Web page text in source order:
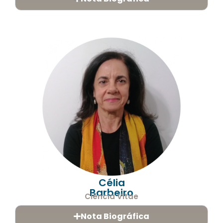
Célia
Barbeiro
Ciência Vitae
Nota Biográfica